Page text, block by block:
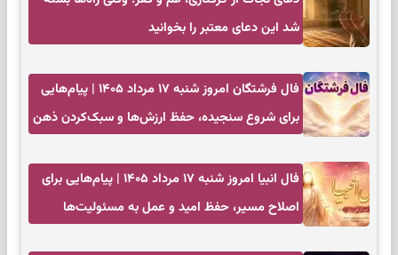
شد این دعای معتبر را بخوانید
فال فرشتگان امروز شنبه ۱۷ مرداد ۱۴۰۵ | پیام‌هایی
برای شروع سنجیده، حفظ ارزش‌ها و سبک‌کردن ذهن
فال انبیا امروز شنبه ۱۷ مرداد ۱۴۰۵ | پیام‌هایی برای
اصلاح مسیر، حفظ امید و عمل به مسئولیت‌ها